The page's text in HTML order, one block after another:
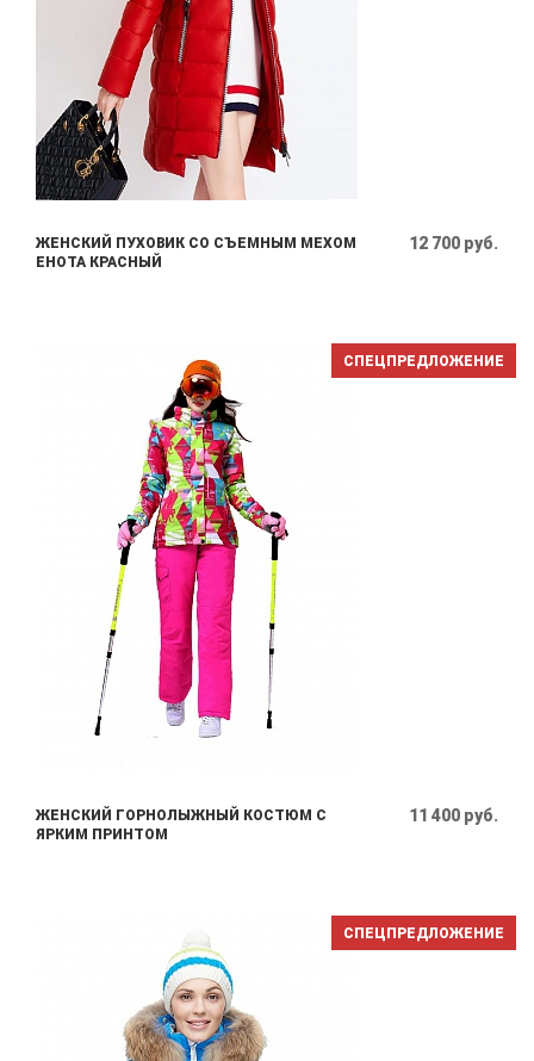
ЖЕНСКИЙ ПУХОВИК СО СЪЕМНЫМ МЕХОМ
ЕНОТА КРАСНЫЙ
12 700 руб.
СПЕЦПРЕДЛОЖЕНИЕ
ЖЕНСКИЙ ГОРНОЛЫЖНЫЙ КОСТЮМ С
ЯРКИМ ПРИНТОМ
11 400 руб.
СПЕЦПРЕДЛОЖЕНИЕ